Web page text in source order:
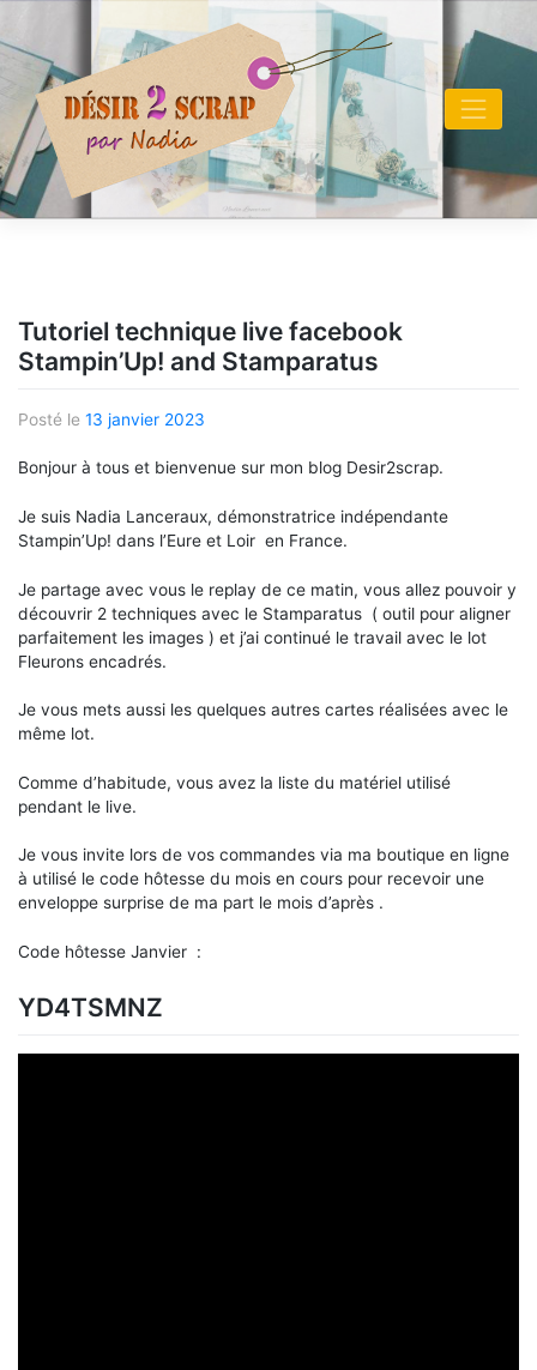
content
Tutoriel technique live facebook
Stampin’Up! and Stamparatus
Posté le 13 janvier 2023
Bonjour à tous et bienvenue sur mon blog Desir2scrap.
Je suis Nadia Lanceraux, démonstratrice indépendante
Stampin’Up! dans l’Eure et Loir en France.
Je partage avec vous le replay de ce matin, vous allez pouvoir y
découvrir 2 techniques avec le Stamparatus ( outil pour aligner
parfaitement les images ) et j’ai continué le travail avec le lot
Fleurons encadrés.
Je vous mets aussi les quelques autres cartes réalisées avec le
même lot.
Comme d’habitude, vous avez la liste du matériel utilisé
pendant le live.
Je vous invite lors de vos commandes via ma boutique en ligne
à utilisé le code hôtesse du mois en cours pour recevoir une
enveloppe surprise de ma part le mois d’après .
Code hôtesse Janvier :
YD4TSMNZ